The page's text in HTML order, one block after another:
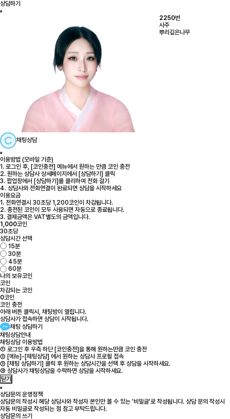
상담하기
2250번
사주
뿌리깊은나무
채팅상담
이용방법 (모바일 기준)
1. 로그인 후, [코인충전] 메뉴에서 원하는 만큼 코인 충전
2. 원하는 상담사 상세페이지에서 [상담하기] 클릭
3. 팝업창에서 [상담하기]를 클리하여 전화 걸기
4. 상담사와 전화연결이 완료되면 상담을 시작하세요
이용요금
1. 전화연결시 30초당 1,200코인이 차감됩니다.
2. 충전된 코인이 모두 사용되면 자동으로 종료됩니다.
3. 결제금액은 VAT별도의 금액입니다.
1,000코인
30초당
상담시간 선택
15분
30분
45분
60분
나의 보유코인
코인
차감되는 코인
0코인
코인 충전
아래 버튼 클릭시, 채팅방이 열립니다.
상담사가 접속하면 상담이 시작됩니다.
채팅 상담하기
채팅상담안내
채팅상담 이용방법
① 로그인 후 우측 하단 [코인충전]을 통해 원하는만큼 코인 충전
② [메뉴]-[채팅상담] 에서 원하는 상담사 프로필 접속
③ [채팅 상담하기] 클릭 후 원하는 상담시간을 선택 후 상담을 시작하세요.
④ 상담사가 채팅상담을 수락하면 상담을 시작하세요.
닫기
상담문의 운영정책
상담문의 작성시 해당 상담사와 작성자 본인만 볼 수 있는 '비밀글'로 작성됩니다. 상담 문의 작성시
자동 비밀글로 작성되는 점 참고 부탁드립니다.
상담문의 쓰기